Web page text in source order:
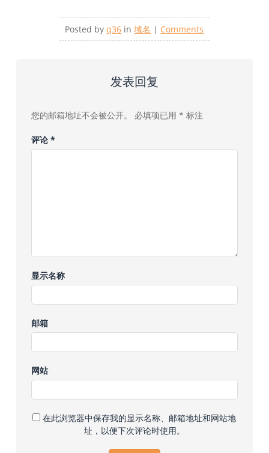
Posted byq36 in域名 | Comments
发表回复
您的邮箱地址不会被公开。 必填项已用 * 标注
评论 *
显示名称
邮箱
网站
在此浏览器中保存我的显示名称、邮箱地址和网站地
址，以便下次评论时使用。